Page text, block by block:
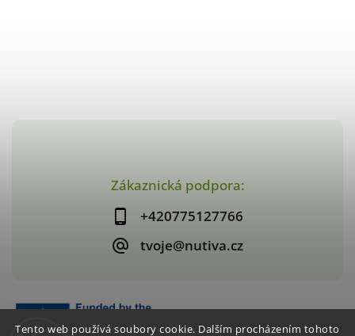
Tento web používá soubory cookie. Dalším procházením tohoto
Zákaznická podpora:
+420775127766
tvoje@nutiva.cz